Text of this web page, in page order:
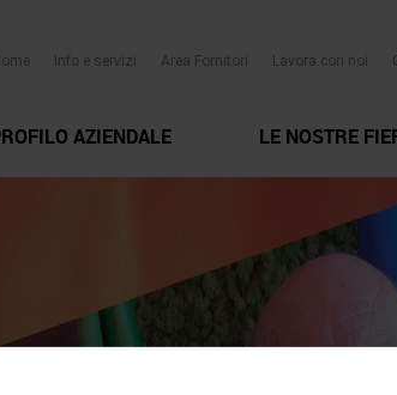
Info e servizi Area Fornitori Lavora con noi
AZIENDALE LE NOSTRE